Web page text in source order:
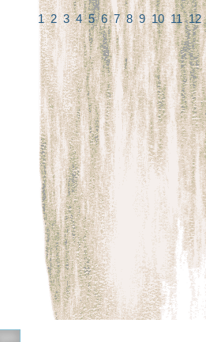
12345678 9101112